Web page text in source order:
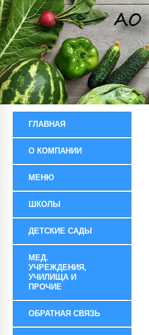
ГЛАВНАЯ
О КОМПАНИИ
МЕНЮ
ШКОЛЫ
ДЕТСКИЕ САДЫ
МЕД.
УЧРЕЖДЕНИЯ,
УЧИЛИЩА И
ПРОЧИЕ
ОБРАТНАЯ СВЯЗЬ